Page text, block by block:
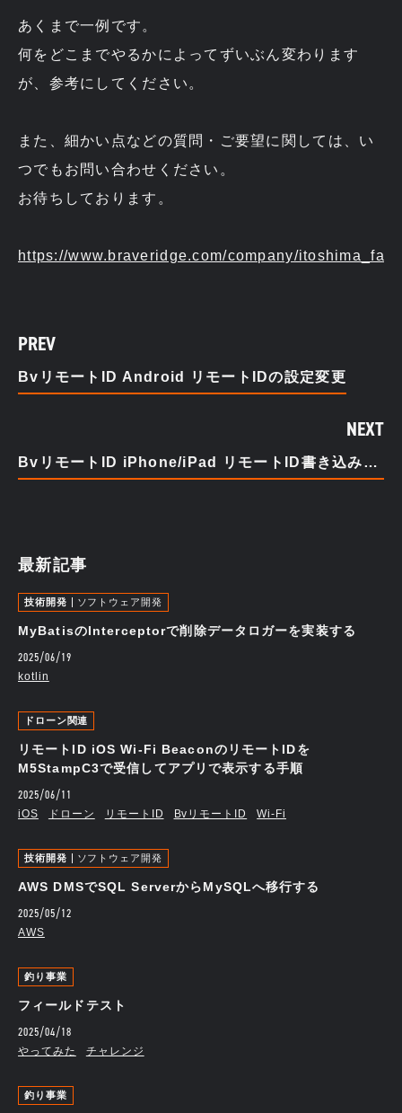
あくまで一例です。
何をどこまでやるかによってずいぶん変わります
が、参考にしてください。
また、細かい点などの質問・ご要望に関しては、い
つでもお問い合わせください。
お待ちしております。
https://www.braveridge.com/company/
PREV
BvリモートID Android リモートIDの設定変更
NEXT
BvリモートID iPhone/iPad リモートID書き込み・削除
最新記事
技術開発 ソフトウェア開発
MyBatisのInterceptorで削除データロガーを実装する
2025/06/19
kotlin
ドローン関連
リモートID iOS Wi-Fi BeaconのリモートIDを
M5StampC3で受信してアプリで表示する手順
2025/06/11
iOS ドローン リモートID BvリモートID Wi-Fi
技術開発 ソフトウェア開発
AWS DMSでSQL ServerからMySQLへ移行する
2025/05/12
AWS
釣り事業
フィールドテスト
2025/04/18
やってみた チャレンジ
釣り事業